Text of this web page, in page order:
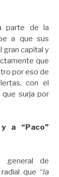
parte de la
a que sus
gran capital y
que
por eso de
con el
surja por
a “Paco”
general de
que “la